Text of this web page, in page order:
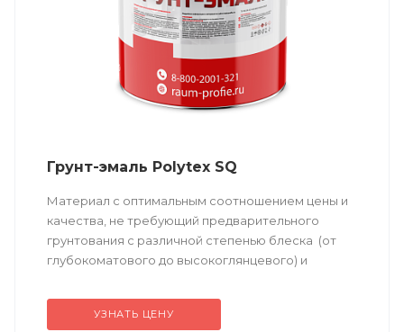
Грунт-эмаль Polytex SQ
Материал с оптимальным соотношением цены и
качества, не требующий предварительного
грунтования с различной степенью блеска (от
глубокоматового до высокоглянцевого) и
Возможно...
УЗНАТЬ ЦЕНУ